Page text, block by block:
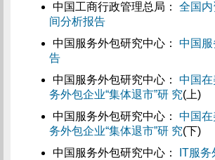
中国工商行政管理总局： 全国
间分析报告
中国服务外包研究中心： 中国
告
中国服务外包研究中心： 中国在
务外包企业“集体退市”研 究(上)
中国服务外包研究中心： 中国在
务外包企业“集体退市”研 究(下)
中国服务外包研究中心：
IT服务